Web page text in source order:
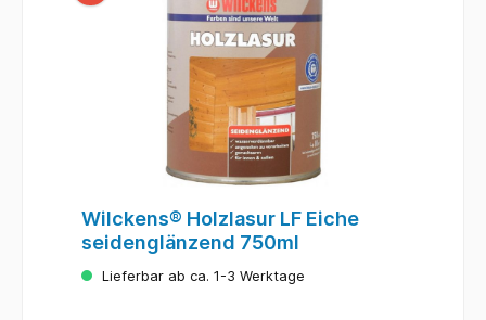
Wilckens® Holzlasur LF Eiche
seidenglänzend 750ml
Lieferbar ab ca. 1-3 Werktage